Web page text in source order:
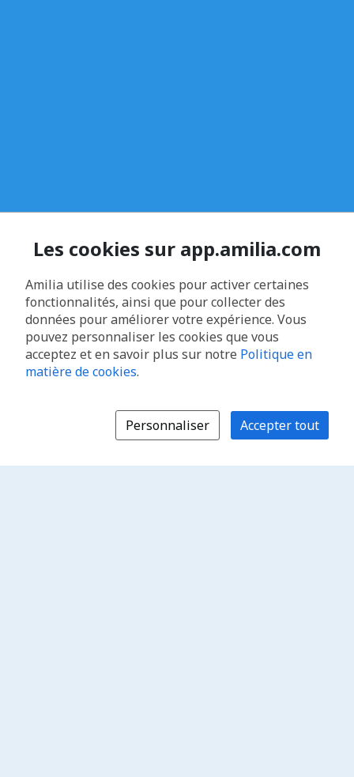
Les cookies sur app.amilia.com
Amilia utilise des cookies pour activer certaines
fonctionnalités, ainsi que pour collecter des
données pour améliorer votre expérience. Vous
pouvez personnaliser les cookies que vous
acceptez et en savoir plus sur notre Politique en
matière de cookies.
Personnaliser Accepter tout